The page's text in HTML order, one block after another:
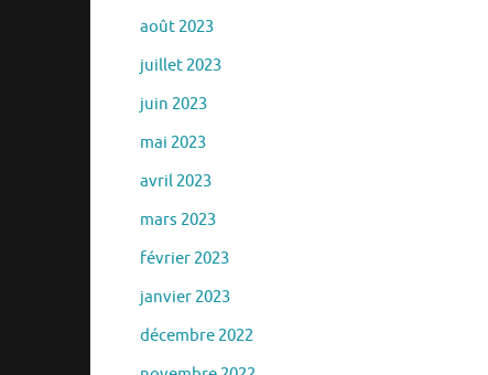
août 2023
juillet 2023
juin 2023
mai 2023
avril 2023
mars 2023
février 2023
janvier 2023
décembre 2022